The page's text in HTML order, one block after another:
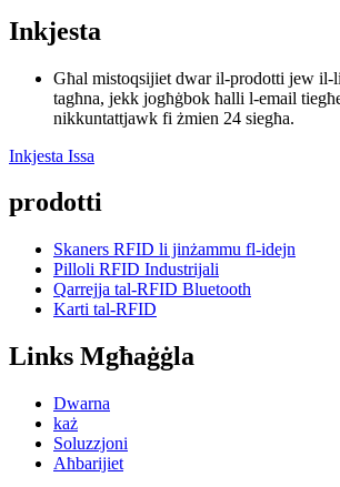
Inkjesta
Għal mistoqsijiet dwar il-prodotti jew il-
tagħna, jekk jogħġbok ħalli l-email
nikkuntattjawk fi żmien 24 siegħa.
Inkjesta Issa
prodotti
Skaners RFID li jinżammu fl-idejn
Pilloli RFID Industrijali
Qarrejja tal-RFID Bluetooth
Karti tal-RFID
Links Mgħaġġla
Dwarna
każ
Soluzzjoni
Aħbarijiet